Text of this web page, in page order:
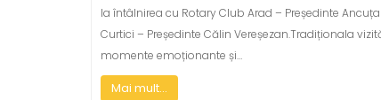
la întâlnirea cu Rotary Club Arad – Președinte
Curtici – Președinte Călin Vereșezan.Tradiționala
momente emoționante și…
Mai mult...